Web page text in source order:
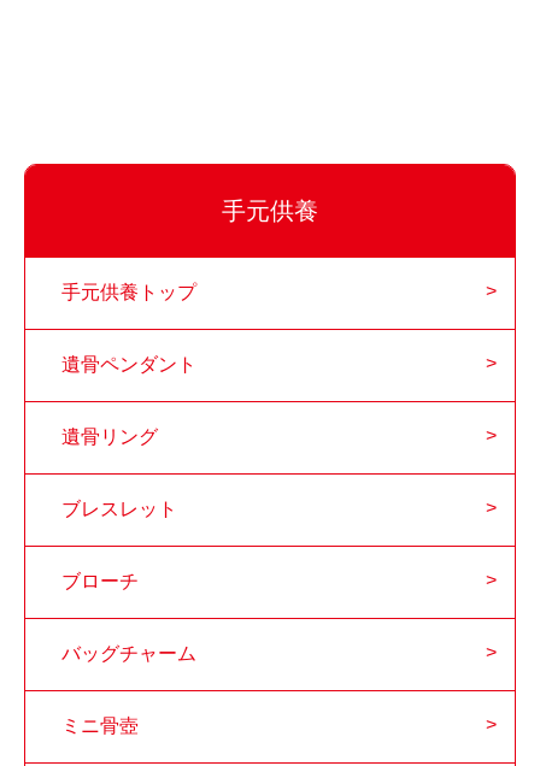
手元供養
手元供養トップ
遺骨ペンダント
遺骨リング
ブレスレット
ブローチ
バッグチャーム
ミニ骨壺